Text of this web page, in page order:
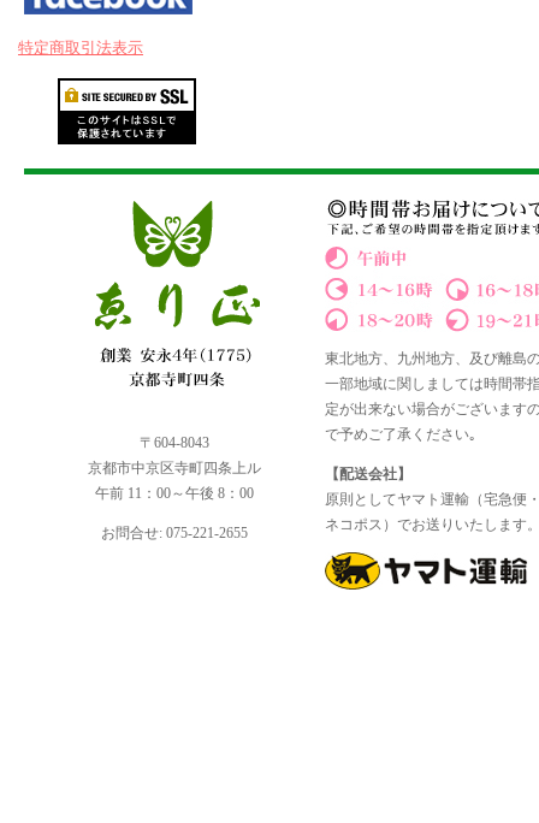
特定商取引法表示
〒604-8043
京都市中京区寺町四条上ル
午前 11：00～午後 8：00
お問合せ: 075-221-2655
東北地方、九州地方、及び離島
一部地域に関しましては時間帯
定が出来ない場合がございます
で予めご了承ください｡
【配送会社】
原則としてヤマト運輸（宅急便
ネコポス）でお送りいたします